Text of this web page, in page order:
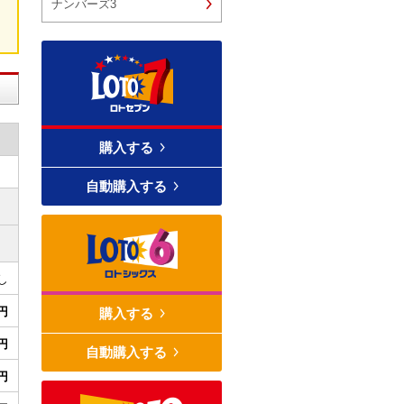
ナンバーズ3
購入する
自動購入する
購入する
自動購入する